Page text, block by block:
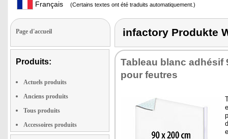
Français (Certains textes ont été traduits automatiquement.)
Page d'accueil
Produits:
Actuels produits
Anciens produits
Tous produits
Accessoires produits
infactory Produkte
Tableau blanc adhé­sif
pour feutres